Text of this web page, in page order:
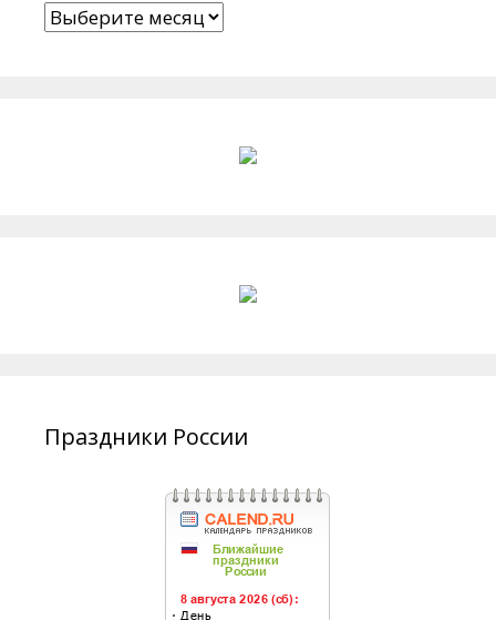
Архивы
Праздники России